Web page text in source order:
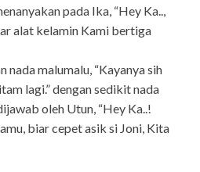
pada Ika, “Hey Ka..,
alat kelamin Kami bertiga
nada malumalu, “Kayanya sih
lagi.” dengan sedikit nada
oleh Utun, “Hey Ka..!
biar cepet asik si Joni, Kita